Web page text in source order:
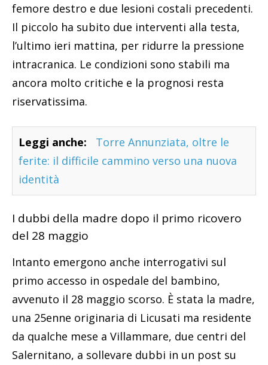
femore destro e due lesioni costali precedenti.
Il piccolo ha subito due interventi alla testa,
l’ultimo ieri mattina, per ridurre la pressione
intracranica. Le condizioni sono stabili ma
ancora molto critiche e la prognosi resta
riservatissima.
Leggi anche:
Torre Annunziata, oltre le
ferite: il difficile cammino verso una nuova
identità
I dubbi della madre dopo il primo ricovero
del 28 maggio
Intanto emergono anche interrogativi sul
primo accesso in ospedale del bambino,
avvenuto il 28 maggio scorso. È stata la madre,
una 25enne originaria di Licusati ma residente
da qualche mese a Villammare, due centri del
Salernitano, a sollevare dubbi in un post su